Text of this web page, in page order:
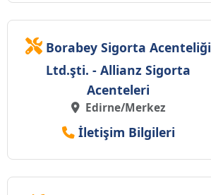
Borabey Sigorta Acenteliği
Ltd.şti. - Allianz Sigorta
Acenteleri
Edirne/Merkez
İletişim Bilgileri